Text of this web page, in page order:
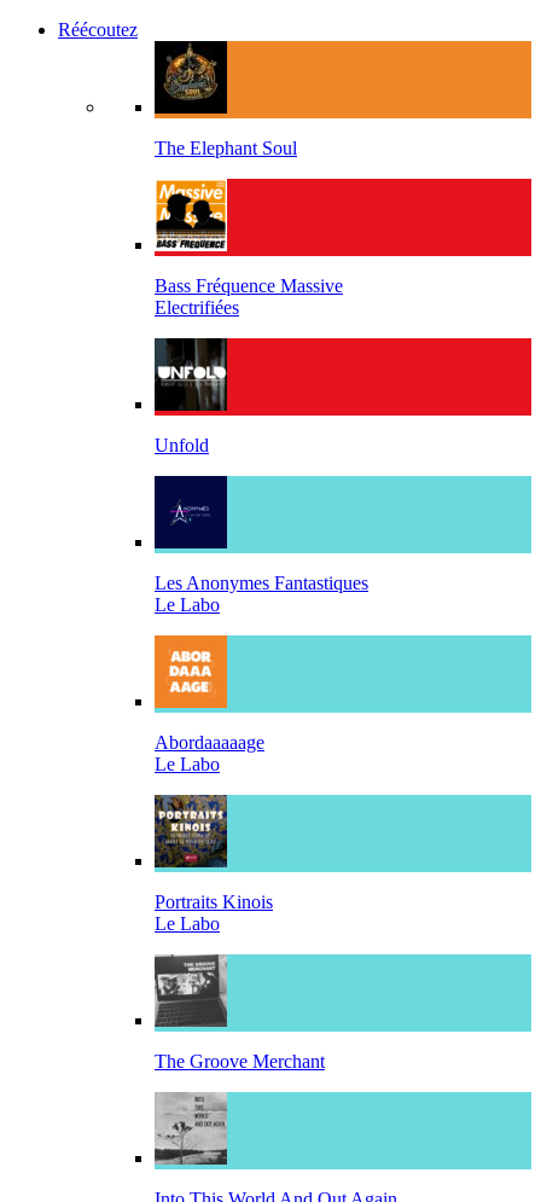
Réécoutez
The Elephant Soul
Bass Fréquence Massive
Electrifiées
Unfold
Les Anonymes Fantastiques
Le Labo
Abordaaaaage
Le Labo
Portraits Kinois
Le Labo
The Groove Merchant